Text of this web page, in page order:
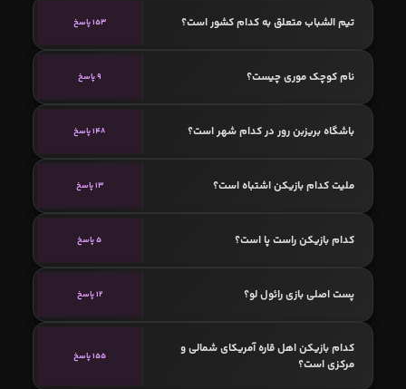
تیم الشباب متعلق به کدام کشور است؟ 153 پاسخ
نام کوچک موری چیست؟ 9 پاسخ
باشگاه بریزبن رور در کدام شهر است؟ 148 پاسخ
ملیت کدام بازیکن اشتباه است؟ 13 پاسخ
کدام بازیکن راست پا است؟ 5 پاسخ
پست اصلی بازی رائول لو؟ 12 پاسخ
کدام بازیکن اهل قاره آمریکای شمالی و
مرکزی است؟
155 پاسخ